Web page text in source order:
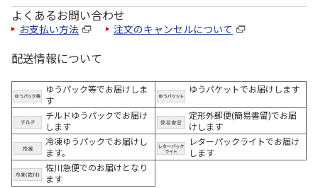
よくあるお問い合わせ
お支払い方法 注文のキャンセルについて
配送情報について
ゆうパック等でお届けしま
す
ゆうパケットでお届けします
チルドゆうパックでお届け
します
定形外郵便(簡易書留)でお届
けします
冷凍ゆうパックでお届けし
ます。
レターパックライトでお届け
します
佐川急便でのお届けとなり
ます